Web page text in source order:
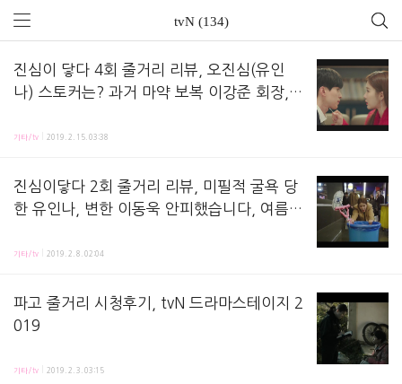
tvN (134)
진심이 닿다 4회 줄거리 리뷰, 오진심(유인
나) 스토커는? 과거 마약 보복 이강준 회장,
질투 이동욱
진심이 닿다 4회 줄거리 리뷰,방송 시청 후 정리해놓는 노트에요 지난 회, 진심(유인나 분)의
기타/tv 2019. 2. 15. 03:38
진심이닿다 2회 줄거리 리뷰, 미필적 굴욕 당
한 유인나, 변한 이동욱 안피했습니다, 여름
잔잔드라마
진심이닿다 2회 줄거리 리뷰,방송보고 정리해놓는 공책이에요 ! 지난 회, 오진심(유인나 분)씨
기타/tv 2019. 2. 8. 02:04
파고 줄거리 시청후기, tvN 드라마스테이지 2
019
파고 줄거리 리뷰,방송 보고 정리해놓는 노트에요 ! tvN 드라마스테이지2019파고 # 공황장애
기타/tv 2019. 2. 3. 03:15